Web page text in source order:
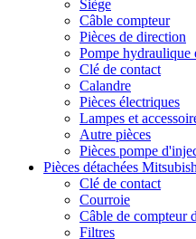
Siège
Câble compteur
Pièces de direction
Pompe hydraulique
Clé de contact
Calandre
Pièces électriques
Lampes et
Autre pièces
Pièces pompe
Pièces détachées
Clé de contact
Courroie
Câble de compteur
Filtres